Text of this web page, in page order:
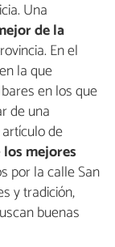
Una
de la
En el
la que
en los que
de una
de
los mejores
por la calle San
y tradición,
buenas